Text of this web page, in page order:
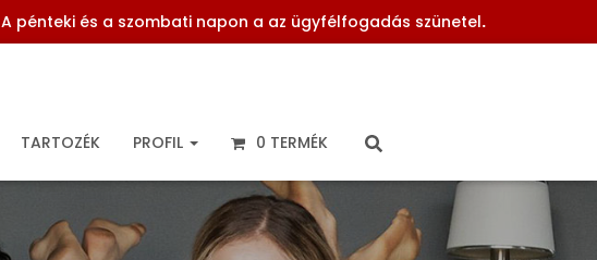
A pénteki és a szombati napon a az ügyfélfogadás szünetel.
TARTOZÉK PROFIL 0 TERMÉK